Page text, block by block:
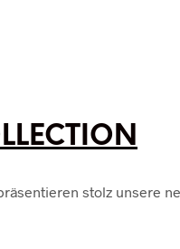
stolz unsere